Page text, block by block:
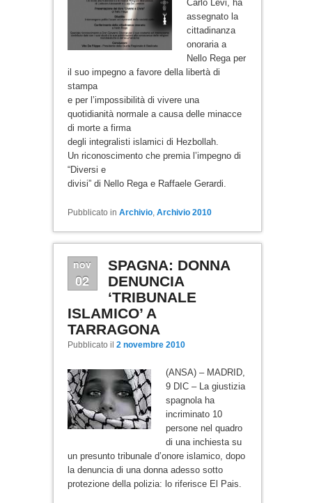
Carlo Levi, ha
assegnato la
cittadinanza
onoraria a
Nello Rega per
il suo impegno a favore della libertà di
stampa
e per l’impossibilità di vivere una
quotidianità normale a causa delle minacce
di morte a firma
degli integralisti islamici di Hezbollah.
Un riconoscimento che premia l’impegno di
“Diversi e
divisi” di Nello Rega e Raffaele Gerardi.
Pubblicato in Archivio, Archivio 2010
nov
02
SPAGNA: DONNA
DENUNCIA
‘TRIBUNALE
ISLAMICO’ A
TARRAGONA
Pubblicato il 2 novembre 2010
(ANSA) – MADRID,
9 DIC – La giustizia
spagnola ha
incriminato 10
persone nel quadro
di una inchiesta su
un presunto tribunale d’onore islamico, dopo
la denuncia di una donna adesso sotto
protezione della polizia: lo riferisce El Pais.